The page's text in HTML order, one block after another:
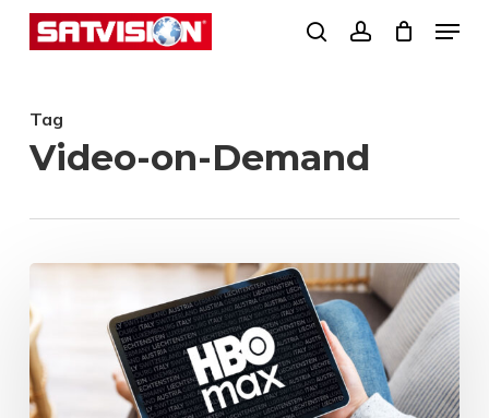
Skip
content
search
Menu
Tag
Video-on-Demand